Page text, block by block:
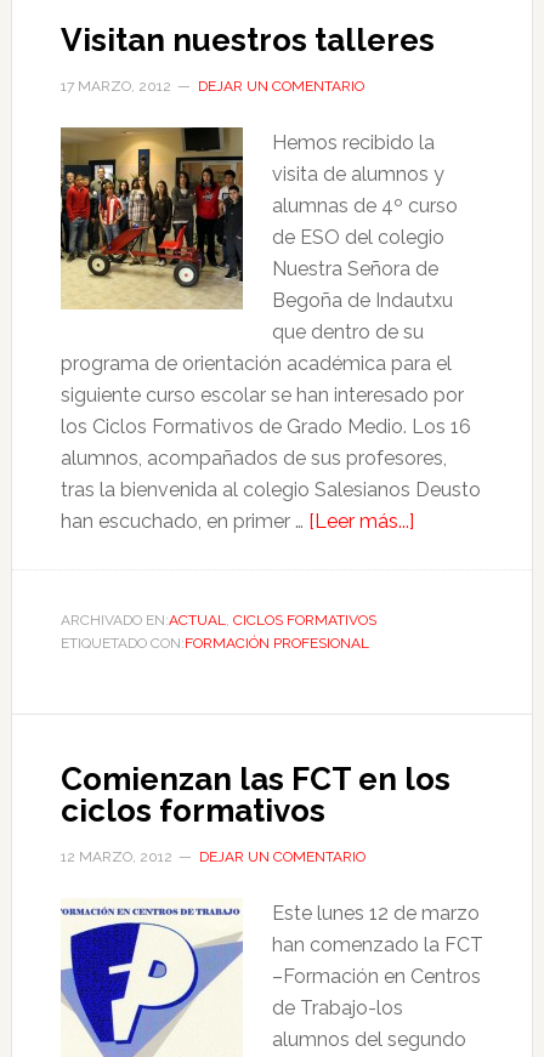
Visitan nuestros talleres
17 MARZO, 2012 DEJAR UN COMENTARIO
Hemos recibido la
visita de alumnos y
alumnas de 4º curso
de ESO del colegio
Nuestra Señora de
Begoña de Indautxu
que dentro de su
programa de orientación académica para el
siguiente curso escolar se han interesado por
los Ciclos Formativos de Grado Medio. Los 16
alumnos, acompañados de sus profesores,
tras la bienvenida al colegio Salesianos Deusto
han escuchado, en primer … [Leer más...]
ARCHIVADO EN:ACTUAL
CICLOS FORMATIVOS
ETIQUETADO CON:FORMACIÓN PROFESIONAL
Comienzan las FCT en los
ciclos formativos
12 MARZO, 2012 DEJAR UN COMENTARIO
Este lunes 12 de marzo
han comenzado la FCT
–Formación en Centros
de Trabajo-los
alumnos del segundo